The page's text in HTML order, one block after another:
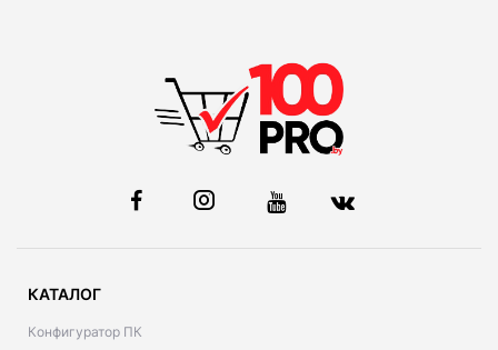
КАТАЛОГ
Конфигуратор ПК